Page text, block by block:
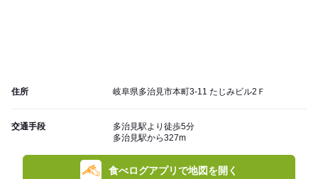
住所 岐阜県多治見市本町3-11 たじみビル2Ｆ
交通手段
多治見駅より徒歩5分
多治見駅から327m
食べログアプリで地図を開く